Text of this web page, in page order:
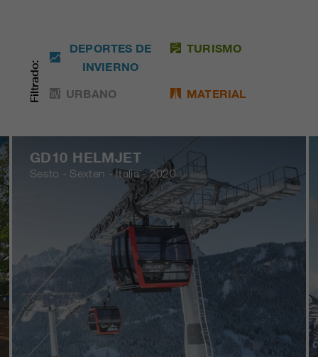
Filtrado:
DEPORTES DE
INVIERNO
TURISMO
URBANO MATERIAL
GD10 HELMJET
Sesto - Sexten - Italia - 2020